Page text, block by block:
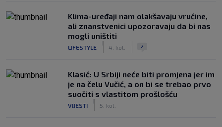
Klima-uređaji nam olakšavaju vrućine,
ali znanstvenici upozoravaju da bi nas
mogli uništiti
LIFESTYLE 4. kol. 2
Klasić: U Srbiji neće biti promjena jer im
je na čelu Vučić, a on bi se trebao prvo
suočiti s vlastitom prošlošću
VIJESTI 5. kol.